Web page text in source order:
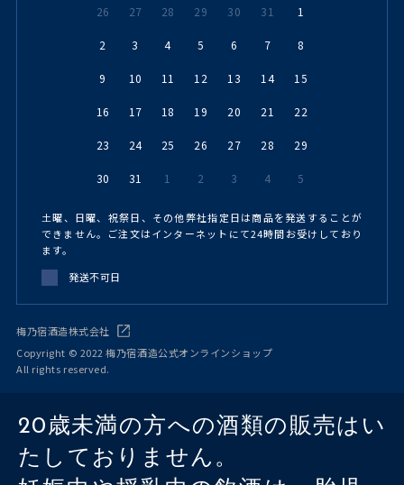
26 27 28 29 30 31 1
2 3 4 5 6 7 8
9 10 11 12 13 14 15
16 17 18 19 20 21 22
23 24 25 26 27 28 29
30 31 1 2 3 4 5
土曜、日曜、祝祭日、その他弊社指定日は商品を発送することが
できません。ご注文はインターネットにて24時間お受けしており
ます。
発送不可日
梅乃宿酒造株式会社
Copyright © 2022 梅乃宿酒造公式オンラインショップ
All rights reserved.
20歳未満の方への酒類の販売はい
たしておりません。